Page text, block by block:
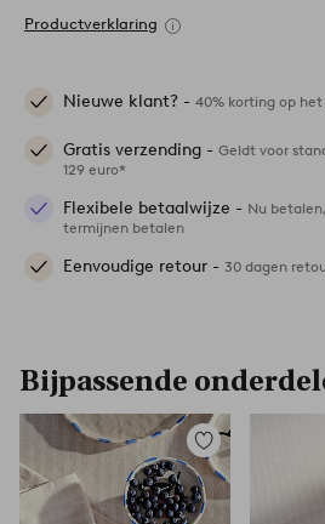
Productverklaring
Nieuwe klant? - 40% korting op
Gratis verzending - Geldt voor
129 euro*
Flexibele betaalwijze - Nu
termijnen betalen
Eenvoudige retour - 30 dagen
Bijpassende
Toevoegen
aan
favorieten